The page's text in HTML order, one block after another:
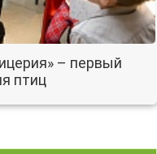
– первый
птиц